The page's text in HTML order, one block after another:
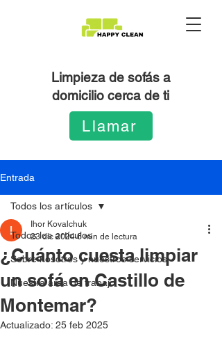
Limpieza de sofás a
domicilio cerca de ti
Llamar
Entrada
Todos los artículos
Sobre nosotros y nuestros servicios
Nuestra área de trabajo
Todos los artículos
¿Cuánto cuesta limpiar
un sofá en Castillo de
Montemar?
Ihor Kovalchuk
23 dic 2024 6 min de lectura
Actualizado: 25 feb 2025